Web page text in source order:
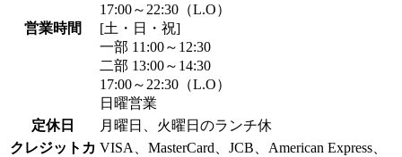
営業時間
17:00～22:30（L.O）
[土・日・祝]
一部 11:00～12:30
二部 13:00～14:30
17:00～22:30（L.O）
日曜営業
定休日
月曜日、火曜日のランチ休
クレジットカ VISA、MasterCard、JCB、American Express、